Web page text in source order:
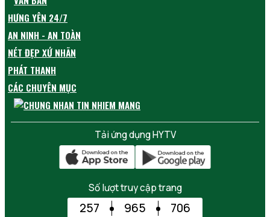
HƯNG YÊN 24/7
AN NINH - AN TOÀN
NÉT ĐẸP XỨ NHÃN
PHÁT THANH
CÁC CHUYÊN MỤC
Tải ứng dụng HYTV
Số lượt truy cập trang
257 965 706